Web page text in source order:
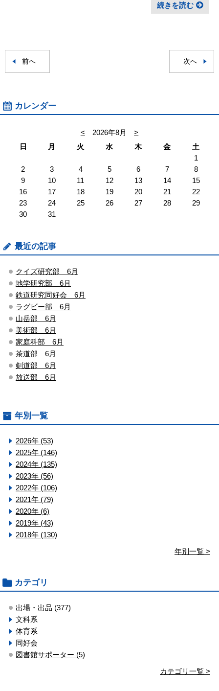
続きを読む
前へ 次へ
カレンダー
< 2026年8月
>
日
月 火 水 木 金
土
1
2
3 4 5 6 7
8
9
10 11 12 13 14
15
16
17 18 19 20 21
22
23
24 25 26 27 28
29
30
31
最近の記事
クイズ研究部 6月
地学研究部 6月
鉄道研究同好会 6月
ラグビー部 6月
山岳部 6月
美術部 6月
家庭科部 6月
茶道部 6月
剣道部 6月
放送部 6月
年別一覧
2026年 (53)
2025年 (146)
2024年 (135)
2023年 (56)
2022年 (106)
2021年 (79)
2020年 (6)
2019年 (43)
2018年 (130)
年別一覧 >
カテゴリ
出場・出品 (377)
文科系
体育系
同好会
図書館サポーター (5)
カテゴリ一覧 >